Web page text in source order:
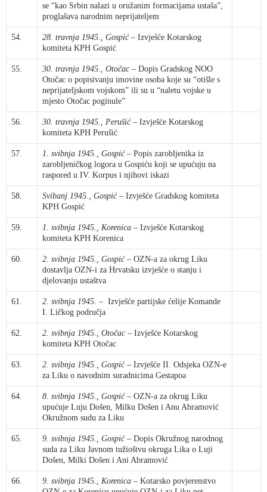
se “kao Srbin nalazi u oružanim formacijama ustaša”,
proglašava narodnim neprijateljem
54. 28. travnja 1945., Gospić – Izvješće Kotarskog
komiteta KPH Gospić
55. 30. travnja 1945., Otočac – Dopis Gradskog NOO
Otočac o popisivanju imovine osoba koje su “otišle s
neprijateljskom vojskom” ili su u “naletu vojske u
mjesto Otočac poginule”
56. 30. travnja 1945., Perušić – Izvješće Kotarskog
komiteta KPH Perušić
57. 1. svibnja 1945., Gospić – Popis zarobljenika iz
zarobljeničkog logora u Gospiću koji se upućuju na
raspored u IV. Korpus i njihovi iskazi
58. Svibanj 1945., Gospić – Izvješće Gradskog komiteta
KPH Gospić
59. 1. svibnja 1945., Korenica – Izvješće Kotarskog
komiteta KPH Korenica
60. 2. svibnja 1945., Gospić – OZN-a za okrug Liku
dostavlja OZN-i za Hrvatsku izvješće o stanju i
djelovanju ustaštva
61. 2. svibnja 1945. – Izvješće partijske ćelije Komande
I. Ličkog područja
62. 2. svibnja 1945., Otočac – Izvješće Kotarskog
komiteta KPH Otočac
63. 2. svibnja 1945., Gospić – Izvješće II. Odsjeka OZN-e
za Liku o navodnim suradnicima Gestapoa
64. 8. svibnja 1945., Gospić – OZN-a za okrug Liku
upućuje Luju Došen, Milku Došen i Anu Abramović
Okružnom sudu za Liku
65. 9. svibnja 1945., Gospić – Dopis Okružnog narodnog
suda za Liku Javnom tužioštvu okruga Lika o Luji
Došen, Milki Došen i Ani Abramović
66. 9. svibnja 1945., Korenica – Kotarsko povjerenstvo